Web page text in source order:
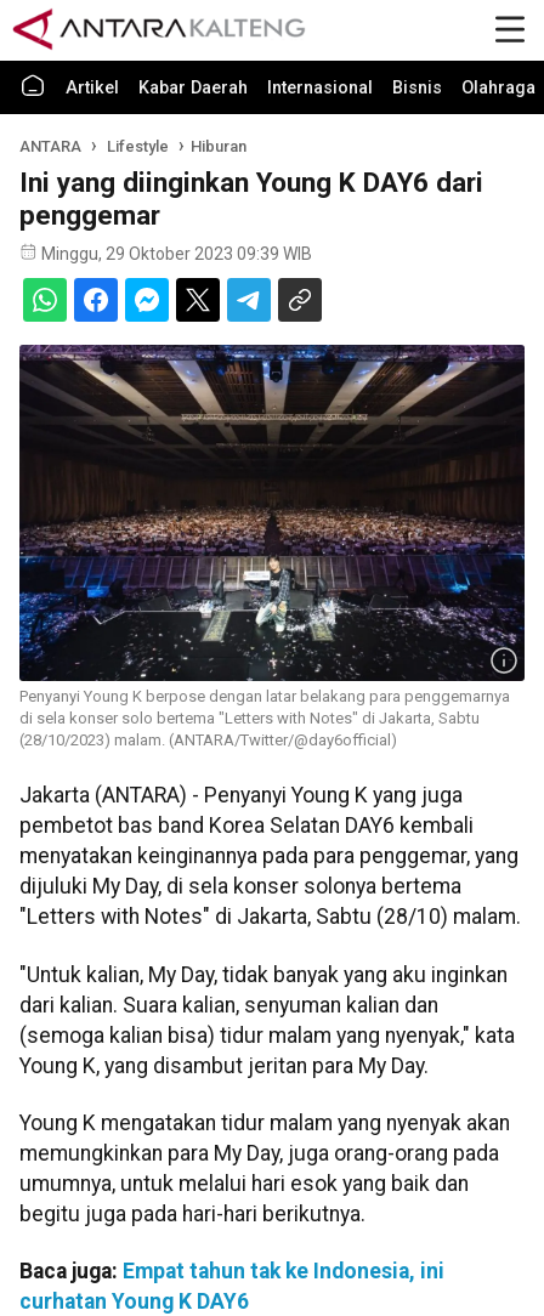
Artikel Kabar Daerah Internasional Bisnis Olahraga
ANTARA Lifestyle Hiburan
Ini yang diinginkan Young K DAY6 dari
penggemar
Minggu, 29 Oktober 2023 09:39 WIB
Penyanyi Young K berpose dengan latar belakang para penggemarnya
di sela konser solo bertema "Letters with Notes" di Jakarta, Sabtu
(28/10/2023) malam. (ANTARA/Twitter/@day6official)
Jakarta (ANTARA) - Penyanyi Young K yang juga
pembetot bas band Korea Selatan DAY6 kembali
menyatakan keinginannya pada para penggemar, yang
dijuluki My Day, di sela konser solonya bertema
"Letters with Notes" di Jakarta, Sabtu (28/10) malam.
"Untuk kalian, My Day, tidak banyak yang aku inginkan
dari kalian. Suara kalian, senyuman kalian dan
(semoga kalian bisa) tidur malam yang nyenyak," kata
Young K, yang disambut jeritan para My Day.
Young K mengatakan tidur malam yang nyenyak akan
memungkinkan para My Day, juga orang-orang pada
umumnya, untuk melalui hari esok yang baik dan
begitu juga pada hari-hari berikutnya.
Baca juga: Empat tahun tak ke Indonesia, ini
curhatan Young K DAY6